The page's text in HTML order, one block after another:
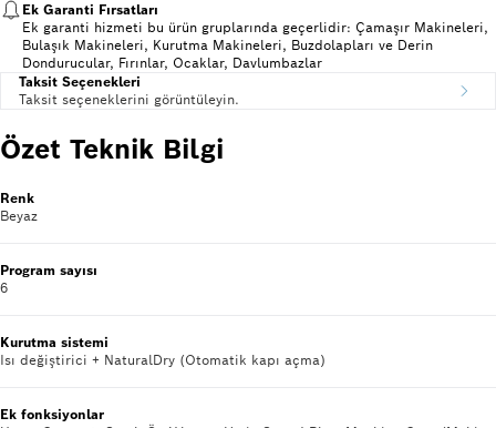
Ek Garanti Fırsatları
Ek garanti hizmeti bu ürün gruplarında geçerlidir: Çamaşır Makineleri,
Bulaşık Makineleri, Kurutma Makineleri, Buzdolapları ve Derin
Dondurucular, Fırınlar, Ocaklar, Davlumbazlar
Taksit Seçenekleri
Taksit seçeneklerini görüntüleyin.
Özet Teknik Bilgi
Renk
Beyaz
Program sayısı
6
Kurutma sistemi
Isı değiştirici + NaturalDry (Otomatik kapı açma)
Ek fonksiyonlar